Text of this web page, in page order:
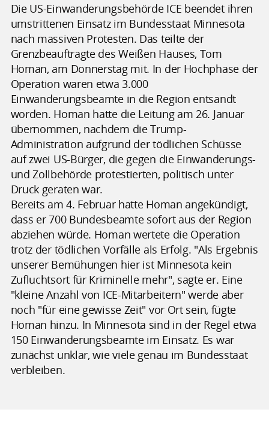
Die US-Einwanderungsbehörde ICE beendet ihren
umstrittenen Einsatz im Bundesstaat Minnesota
nach massiven Protesten. Das teilte der
Grenzbeauftragte des Weißen Hauses, Tom
Homan, am Donnerstag mit. In der Hochphase der
Operation waren etwa 3.000
Einwanderungsbeamte in die Region entsandt
worden. Homan hatte die Leitung am 26. Januar
übernommen, nachdem die Trump-
Administration aufgrund der tödlichen Schüsse
auf zwei US-Bürger, die gegen die Einwanderungs-
und Zollbehörde protestierten, politisch unter
Druck geraten war.
Bereits am 4. Februar hatte Homan angekündigt,
dass er 700 Bundesbeamte sofort aus der Region
abziehen würde. Homan wertete die Operation
trotz der tödlichen Vorfälle als Erfolg. "Als Ergebnis
unserer Bemühungen hier ist Minnesota kein
Zufluchtsort für Kriminelle mehr", sagte er. Eine
"kleine Anzahl von ICE-Mitarbeitern" werde aber
noch "für eine gewisse Zeit" vor Ort sein, fügte
Homan hinzu. In Minnesota sind in der Regel etwa
150 Einwanderungsbeamte im Einsatz. Es war
zunächst unklar, wie viele genau im Bundesstaat
verbleiben.